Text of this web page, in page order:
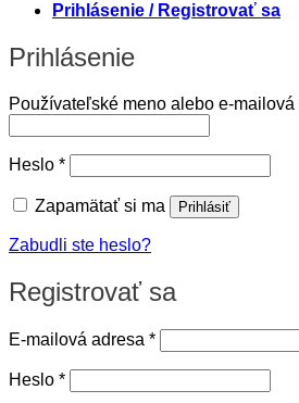
Prihlásenie / Registrovať sa
Prihlásenie
Používateľské meno alebo e-mailová
Heslo *Povinné
Zapamätať si ma Prihlásiť
Zabudli ste heslo?
Registrovať sa
E-mailová adresa *Povinné
Heslo *Povinné